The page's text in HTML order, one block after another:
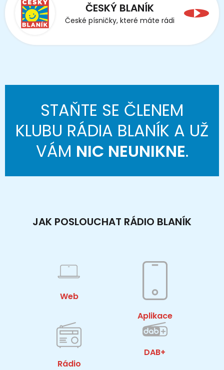
ČESKÝ BLANÍK
České písničky, které máte rádi
STAŇTE SE ČLENEM
KLUBU RÁDIA BLANÍK A UŽ
VÁM NIC NEUNIKNE.
JAK POSLOUCHAT RÁDIO BLANÍK
Web
Aplikace
Rádio
DAB+